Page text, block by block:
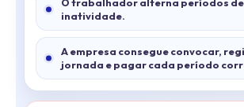
O trabalhador alterna períodos de
inatividade.
A empresa consegue convocar,
jornada e pagar cada período